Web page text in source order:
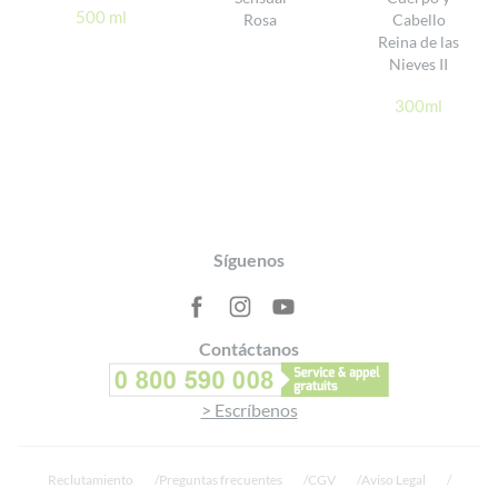
500 ml
Rosa
Cabello
Reina de las
Nieves II
300ml
Síguenos
Contáctanos
> Escríbenos
Reclutamiento Preguntas frecuentes CGV Aviso Legal